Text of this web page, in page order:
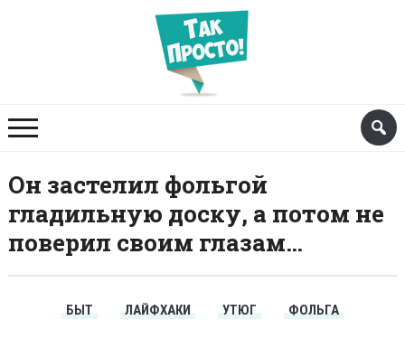
Он застелил фольгой
гладильную доску, а потом не
поверил своим глазам…
БЫТ ЛАЙФХАКИ УТЮГ ФОЛЬГА